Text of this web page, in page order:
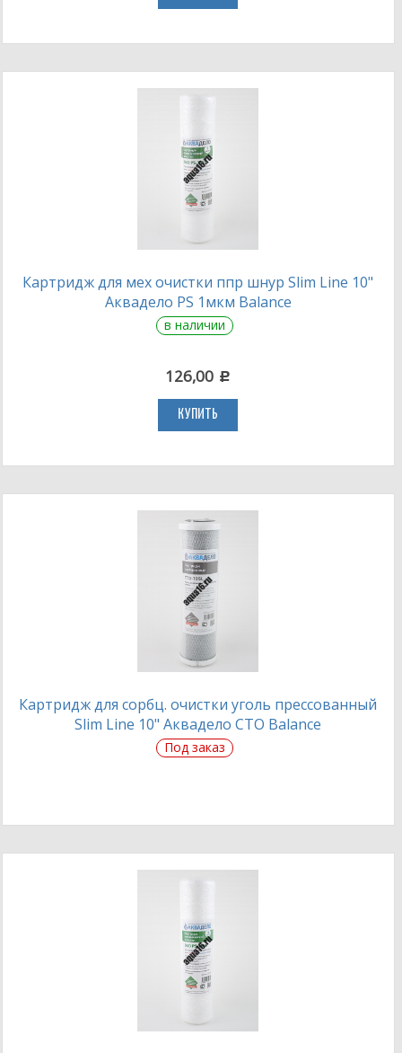
Картридж для мех очистки ппр шнур Slim Line 10"
Аквадело PS 1мкм Balance
в наличии
126,00 c
КУПИТЬ
Картридж для сорбц. очистки уголь прессованный
Slim Line 10" Аквадело CTO Balance
Под заказ